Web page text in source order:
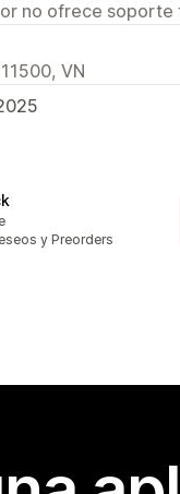
no ofrece soporte
VN
y Preorders